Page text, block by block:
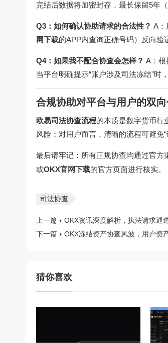
完结后数据将加密封存，最长保留5年
Q3：如何确认协助请求的合法性？ A：
网下载的APP内查询正确号码）反向验
Q4：如果我不配合协查会怎样？ A：根
当平台明确提示“账户涉及司法冻结”时
合规协助对平台与用户的双
欧易司法协查流程的本质是数字货币行
风险；对用户而言，清晰的流程可避免“
最后请牢记：所有正规协查均通过官方
或OKX官网下载的官方页面进行核实。
司法协查
上一篇
OKX资讯深度解析，执法请求通
下一篇
OKX冻结资产协查风波，用户资
猜你喜欢